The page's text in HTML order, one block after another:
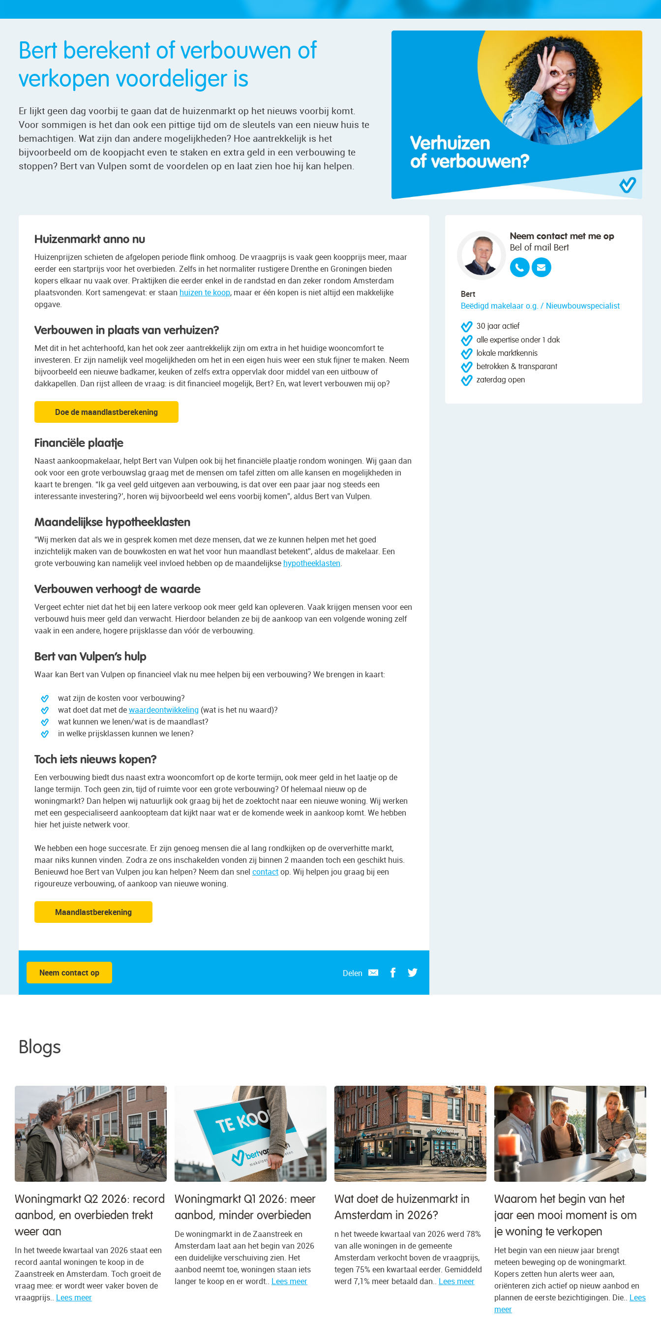
Bert berekent of verbouwen of
verkopen voordeliger is
Er lijkt geen dag voorbij te gaan dat de huizenmarkt op het nieuws voorbij komt.
Voor sommigen is het dan ook een pittige tijd om de sleutels van een nieuw huis te
bemachtigen. Wat zijn dan andere mogelijkheden? Hoe aantrekkelijk is het
bijvoorbeeld om de koopjacht even te staken en extra geld in een verbouwing te
stoppen? Bert van Vulpen somt de voordelen op en laat zien hoe hij kan helpen.
Huizenmarkt anno nu
Huizenprijzen schieten de afgelopen periode flink omhoog. De vraagprijs is vaak geen koopprijs meer, maar
eerder een startprijs voor het overbieden. Zelfs in het normaliter rustigere Drenthe en Groningen bieden
kopers elkaar nu vaak over. Praktijken die eerder enkel in de randstad en dan zeker rondom Amsterdam
plaatsvonden. Kort samengevat: er staan huizen te koop, maar er één kopen is niet altijd een makkelijke
opgave.
Verbouwen in plaats van verhuizen?
Met dit in het achterhoofd, kan het ook zeer aantrekkelijk zijn om extra in het huidige wooncomfort te
investeren. Er zijn namelijk veel mogelijkheden om het in een eigen huis weer een stuk fijner te maken. Neem
bijvoorbeeld een nieuwe badkamer, keuken of zelfs extra oppervlak door middel van een uitbouw of
dakkapellen. Dan rijst alleen de vraag: is dit financieel mogelijk, Bert? En, wat levert verbouwen mij op?
Doe de maandlastberekening
Financiële plaatje
Naast aankoopmakelaar, helpt Bert van Vulpen ook bij het financiële plaatje rondom woningen. Wij gaan dan
ook voor een grote verbouwslag graag met de mensen om tafel zitten om alle kansen en mogelijkheden in
kaart te brengen. “Ik ga veel geld uitgeven aan verbouwing, is dat over een paar jaar nog steeds een
interessante investering?’, horen wij bijvoorbeeld wel eens voorbij komen”, aldus Bert van Vulpen.
Maandelijkse hypotheeklasten
“Wij merken dat als we in gesprek komen met deze mensen, dat we ze kunnen helpen met het goed
inzichtelijk maken van de bouwkosten en wat het voor hun maandlast betekent”, aldus de makelaar. Een
grote verbouwing kan namelijk veel invloed hebben op de maandelijkse hypotheeklasten.
Verbouwen verhoogt de waarde
Vergeet echter niet dat het bij een latere verkoop ook meer geld kan opleveren. Vaak krijgen mensen voor een
verbouwd huis meer geld dan verwacht. Hierdoor belanden ze bij de aankoop van een volgende woning zelf
vaak in een andere, hogere prijsklasse dan vóór de verbouwing.
Bert van Vulpen’s hulp
Waar kan Bert van Vulpen op financieel vlak nu mee helpen bij een verbouwing? We brengen in kaart:
wat zijn de kosten voor verbouwing?
wat doet dat met dewaardeontwikkeling (wat is het nu waard)?
wat kunnen we lenen/wat is de maandlast?
in welke prijsklassen kunnen we lenen?
Toch iets nieuws kopen?
Een verbouwing biedt dus naast extra wooncomfort op de korte termijn, ook meer geld in het laatje op de
lange termijn. Toch geen zin, tijd of ruimte voor een grote verbouwing? Of helemaal nieuw op de
woningmarkt? Dan helpen wij natuurlijk ook graag bij het de zoektocht naar een nieuwe woning. Wij werken
met een gespecialiseerd aankoopteam dat kijkt naar wat er de komende week in aankoop komt. We hebben
hier het juiste netwerk voor.
We hebben een hoge succesrate. Er zijn genoeg mensen die al lang rondkijken op de oververhitte markt,
maar niks kunnen vinden. Zodra ze ons inschakelden vonden zij binnen 2 maanden toch een geschikt huis.
Benieuwd hoe Bert van Vulpen jou kan helpen? Neem dan snel contactop. Wij helpen jou graag bij een
rigoureuze verbouwing, of aankoop van nieuwe woning.
Maandlastberekening
Neem contact op Delen
Neem contact met me op
Bel of mail Bert
Bert
Beëdigd makelaar o.g. / Nieuwbouwspecialist
30 jaar actief
alle expertise onder 1 dak
lokale marktkennis
betrokken & transparant
zaterdag open
Blogs
Woningmarkt Q2 2026: record
aanbod, en overbieden trekt
weer aan
In het tweede kwartaal van 2026 staat een
record aantal woningen te koop in de
Zaanstreek en Amsterdam. Toch groeit de
vraag mee: er wordt weer vaker boven de
vraagprijs.. Lees meer
Woningmarkt Q1 2026: meer
aanbod, minder overbieden
De woningmarkt in de Zaanstreek en
Amsterdam laat aan het begin van 2026
een duidelijke verschuiving zien. Het
aanbod neemt toe, woningen staan iets
langer te koop en er wordt.. Lees meer
Wat doet de huizenmarkt in
Amsterdam in 2026?
n het tweede kwartaal van 2026 werd 78%
van alle woningen in de gemeente
Amsterdam verkocht boven de vraagprijs,
tegen 75% een kwartaal eerder. Gemiddeld
werd 7,1% meer betaald dan.. Lees meer
Waarom het begin van het
jaar een mooi moment is om
je woning te verkopen
Het begin van een nieuw jaar brengt
meteen beweging op de woningmarkt.
Kopers zetten hun alerts weer aan,
oriënteren zich actief op nieuw aanbod en
plannen de eerste bezichtigingen. Die.. Lees
meer